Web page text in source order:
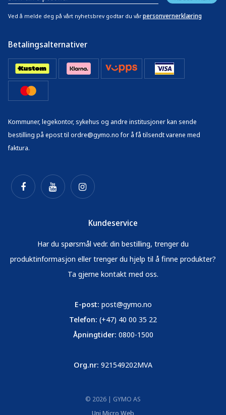
Ved å melde deg på vårt nyhetsbrev godtar du vår personvernerklæring
Betalingsalternativer
Kommuner, legekontor, sykehus og andre institusjoner kan sende
bestilling på epost til ordre@gymo.no for å få tilsendt varene med
faktura.
Kundeservice
Har du spørsmål vedr. din bestilling, trenger du
produktinformasjon eller trenger du hjelp til å finne produkter?
Ta gjerne kontakt med oss.
E-post: post@gymo.no
Telefon: (+47) 40 00 35 22
Åpningtider: 0800-1500
Org.nr: 921549202MVA
© 2026 | GYMO AS
Uni Micro Web